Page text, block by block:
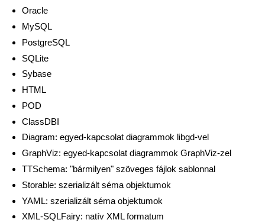
Oracle
MySQL
PostgreSQL
SQLite
Sybase
HTML
POD
ClassDBI
Diagram: egyed-kapcsolat diagrammok libgd-vel
GraphViz: egyed-kapcsolat diagrammok GraphViz-zel
TTSchema: "bármilyen" szöveges fájlok sablonnal
Storable: szerializált séma objektumok
YAML: szerializált séma objektumok
XML-SQLFairy: natív XML formatum